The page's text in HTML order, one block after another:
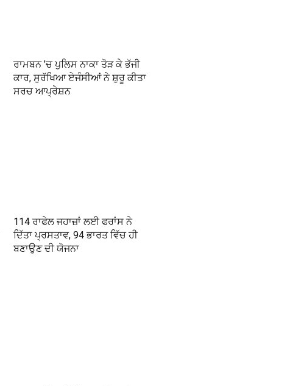
ਰਾਮਬਨ ’ਚ ਪੁਲਿਸ ਨਾਕਾ ਤੋੜ ਕੇ ਭੱਜੀ
ਕਾਰ, ਸੁਰੱਖਿਆ ਏਜੰਸੀਆਂ ਨੇ ਸ਼ੁਰੂ ਕੀਤਾ
ਸਰਚ ਆਪ੍ਰੇਸ਼ਨ
114 ਰਾਫੇਲ ਜਹਾਜ਼ਾਂ ਲਈ ਫਰਾਂਸ ਨੇ
ਦਿੱਤਾ ਪ੍ਰਸਤਾਵ, 94 ਭਾਰਤ ਵਿੱਚ ਹੀ
ਬਣਾਉਣ ਦੀ ਯੋਜਨਾ